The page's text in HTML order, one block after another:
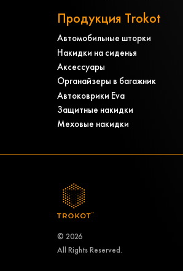
Продукция Trokot
Автомобильные шторки
Накидки на сиденья
Аксессуары
Органайзеры в багажник
Автоковрики Eva
Защитные накидки
Меховые накидки
© 2026
All Rights Reserved.